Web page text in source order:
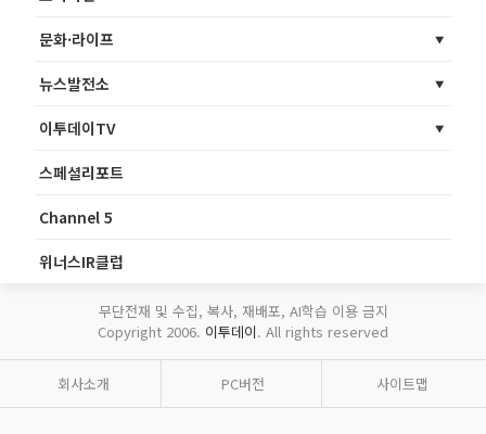
문화·라이프
뉴스발전소
이투데이TV
스페셜리포트
Channel 5
위너스IR클럽
무단전재 및 수집, 복사, 재배포, AI학습 이용 금지
Copyright 2006. 이투데이. All rights reserved
회사소개 PC버전 사이트맵